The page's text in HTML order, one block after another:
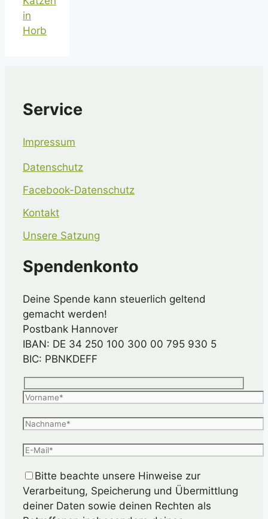
in
Horb
Service
Impressum
Datenschutz
Facebook-Datenschutz
Kontakt
Unsere Satzung
Spendenkonto
Deine Spende kann steuerlich geltend
gemacht werden!
Postbank Hannover
IBAN: DE 34 250 100 300 00 795 930 5
BIC: PBNKDEFF
Bitte beachte unsere Hinweise zur
Verarbeitung, Speicherung und Übermittlung
deiner Daten sowie deinen Rechten als